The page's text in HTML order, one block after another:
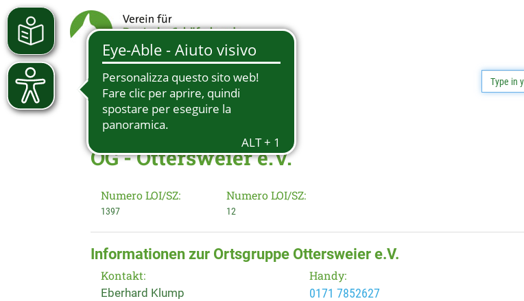
OG - Ottersweier e.V.
Numero LOI/SZ:
1397
Numero LOI/SZ:
12
Informationen zur Ortsgruppe Ottersweier e.V.
Kontakt:
Eberhard Klump
Handy:
0171 7852627